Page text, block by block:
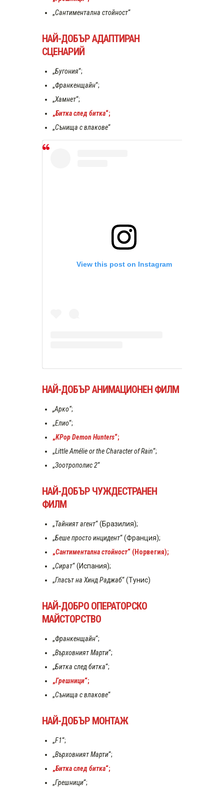
„Сантиментална стойност“
НАЙ-ДОБЪР АДАПТИРАН
СЦЕНАРИЙ
„Бугония“;
„Франкенщайн“;
„Хамнет“;
„Битка след битка“;
„Сънища с влакове“
View this post on Instagram
НАЙ-ДОБЪР АНИМАЦИОНЕН ФИЛМ
„Арко“;
„Елио“;
„KPop Demon Hunters“;
„Little Amélie or the Character of Rain“;
„Зоотрополис 2“
НАЙ-ДОБЪР ЧУЖДЕСТРАНЕН
ФИЛМ
„Тайният агент“ (Бразилия);
„Беше просто инцидент“ (Франция);
„Сантиментална стойност“ (Норвегия);
„Сират“ (Испания);
„Гласът на Хинд Раджаб“ (Тунис)
НАЙ-ДОБРО ОПЕРАТОРСКО
МАЙСТОРСТВО
„Франкенщайн“;
„Върховният Марти“;
„Битка след битка“;
„Грешници“;
„Сънища с влакове“
НАЙ-ДОБЪР МОНТАЖ
„F1“;
„Върховният Марти“;
„Битка след битка“;
„Грешници“;